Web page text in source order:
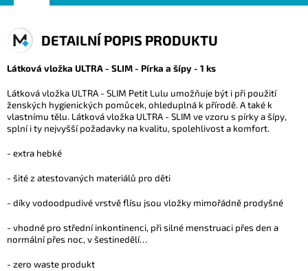
DETAILNÍ POPIS PRODUKTU
Látková vložka ULTRA - SLIM - Pírka a šípy - 1 ks
Látková vložka ULTRA - SLIM Petit Lulu umožňuje být i při použití
ženských hygienických pomůcek, ohleduplná k přírodě. A také k
vlastnímu tělu. Látková vložka ULTRA - SLIM ve vzoru s pírky a šípy,
splní i ty nejvyšší požadavky na kvalitu, spolehlivost a komfort.
- extra hebké
- šité z atestovaných materiálů pro děti
- díky vodoodpudivé vrstvě flísu jsou vložky mimořádně prodyšné
- vhodné pro střední inkontinenci, při silné menstruaci přes den a
normální přes noc, v šestinedělí…
- zero waste produkt